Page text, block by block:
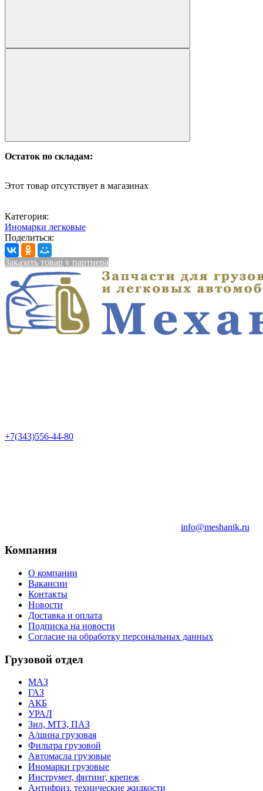
Остаток по складам:
Этот товар отсутствует в магазинах
Категория:
Иномарки легковые
Поделиться:
Заказать товар у партнера
+7(343)556-44-80
info@meshanik.ru
Компания
О компании
Вакансии
Контакты
Новости
Доставка и оплата
Подписка на новости
Согласие на обработку персональных данных
Грузовой отдел
МАЗ
ГАЗ
АКБ
УРАЛ
Зил, МТЗ, ПАЗ
А/шина грузовая
Фильтра грузовой
Автомасла грузовые
Иномарки грузовые
Инструмет, фитинг, крепеж
Антифриз, технические жидкости